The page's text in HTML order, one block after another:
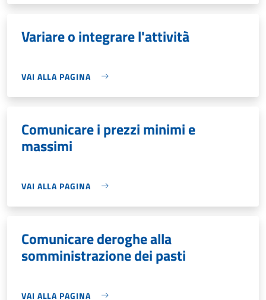
Variare o integrare l'attività
VAI ALLA PAGINA
Comunicare i prezzi minimi e
massimi
VAI ALLA PAGINA
Comunicare deroghe alla
somministrazione dei pasti
VAI ALLA PAGINA